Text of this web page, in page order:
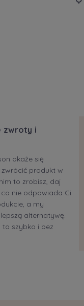
zwroty i
okaże się
produkt w
to zrobisz, daj
nie odpowiada Ci
a my
alternatywę.
szybko i bez